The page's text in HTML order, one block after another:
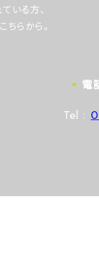
いる方、
らから。
電
Tel :